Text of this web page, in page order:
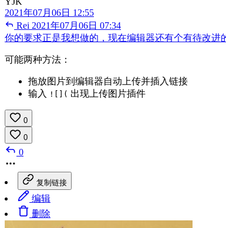
2021年07月06日 12:55
Rei 2021年07月06日 07:34
你的要求正是我想做的，现在编辑器还有个有待改进
可能两种方法：
拖放图片到编辑器自动上传并插入链接
输入
![]( 出现上传图片插件
0
0
0
复制链接
编辑
删除